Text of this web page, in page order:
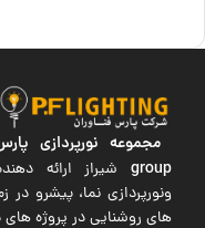
مجموعه نورپردازی
groupشیراز ارائه
ونورپردازی نما، پیشرو
های روشنایی در پروژه